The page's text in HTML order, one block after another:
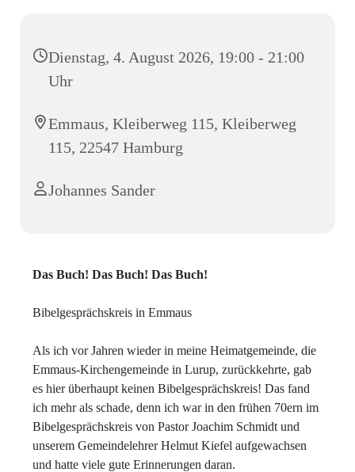
Dienstag, 4. August 2026, 19:00 - 21:00
Uhr
Emmaus, Kleiberweg 115, Kleiberweg
115, 22547 Hamburg
Johannes Sander
Das Buch! Das Buch! Das Buch!
Bibelgesprächskreis in Emmaus
Als ich vor Jahren wieder in meine Heimatgemeinde, die
Emmaus-Kirchengemeinde in Lurup, zurückkehrte, gab
es hier überhaupt keinen Bibelgesprächskreis! Das fand
ich mehr als schade, denn ich war in den frühen 70ern im
Bibelgesprächskreis von Pastor Joachim Schmidt und
unserem Gemeindelehrer Helmut Kiefel aufgewachsen
und hatte viele gute Erinnerungen daran.